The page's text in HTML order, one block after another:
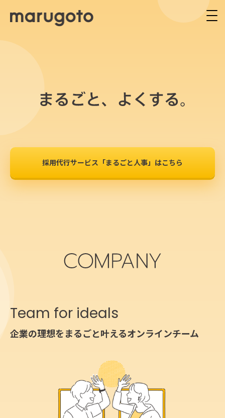
採用代行サービス「まるごと人事」はこちら
Team for ideals
企業の理想をまるごと叶えるオンラインチーム